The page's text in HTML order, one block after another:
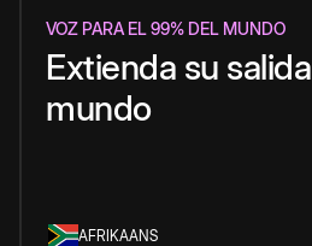
VOZ PARA EL 99% DEL MUNDO
Extienda su
mundo
AFRIKAANS